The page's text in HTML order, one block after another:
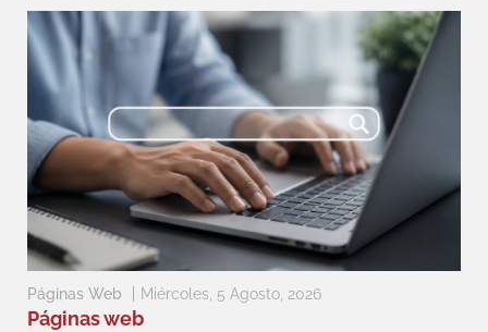
Páginas Web Miércoles, 5 Agosto, 2026
Páginas web